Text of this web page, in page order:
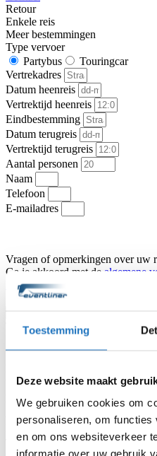
Toestemming
Deze website maakt
We gebruiken cookies om
personaliseren, om
en om ons websiteverkeer
informatie over uw gebruik
Retour
Enkele reis
Meer bestemmingen
Type vervoer
Partybus
Touringcar
Vertrekadres
Datum heenreis
Vertrektijd heenreis
Eindbestemming
Datum terugreis
Vertrektijd terugreis
Aantal personen
Naam
Telefoon
E-mailadres
Vragen of opmerkingen over uw
Ga je akkoord met de algemene
KNV Busvervoer
Ik ga akkoord
Type vervoer
Touringcar
Vertrekadres
Vertrektijd heenreis
Eindbestemming
Aantal personen
Naam
Telefoon